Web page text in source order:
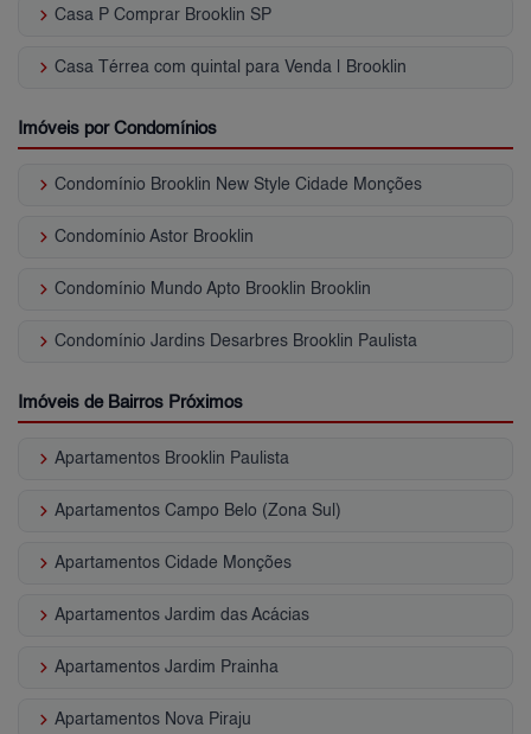
keyboard_arrow_right Casa P Comprar Brooklin SP
keyboard_arrow_right Casa Térrea com quintal para Venda | Brooklin
Imóveis por Condomínios
keyboard_arrow_right Condomínio Brooklin New Style Cidade Monções
keyboard_arrow_right Condomínio Astor Brooklin
keyboard_arrow_right Condomínio Mundo Apto Brooklin Brooklin
keyboard_arrow_right Condomínio Jardins Desarbres Brooklin Paulista
Imóveis de Bairros Próximos
keyboard_arrow_right Apartamentos Brooklin Paulista
keyboard_arrow_right Apartamentos Campo Belo (Zona Sul)
keyboard_arrow_right Apartamentos Cidade Monções
keyboard_arrow_right Apartamentos Jardim das Acácias
keyboard_arrow_right Apartamentos Jardim Prainha
keyboard_arrow_right Apartamentos Nova Piraju